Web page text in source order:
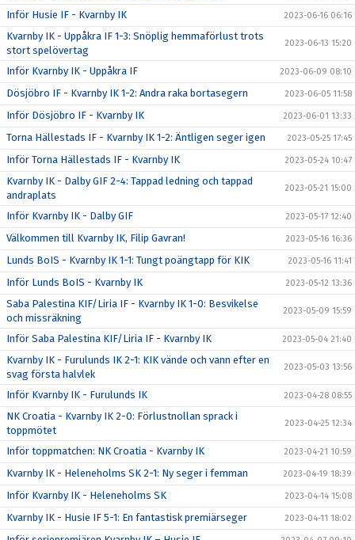
Inför Husie IF - Kvarnby IK 2023-06-16 06:16
Kvarnby IK - Uppåkra IF 1-3: Snöplig hemmaförlust trots
stort spelövertag
2023-06-13 15:20
Inför Kvarnby IK - Uppåkra IF 2023-06-09 08:10
Dösjöbro IF - Kvarnby IK 1-2: Andra raka bortasegern 2023-06-05 11:58
Inför Dösjöbro IF - Kvarnby IK 2023-06-01 13:33
Torna Hällestads IF - Kvarnby IK 1-2: Äntligen seger igen 2023-05-25 17:45
Inför Torna Hällestads IF - Kvarnby IK 2023-05-24 10:47
Kvarnby IK - Dalby GIF 2-4: Tappad ledning och tappad
andraplats
2023-05-21 15:00
Inför Kvarnby IK - Dalby GIF 2023-05-17 12:40
Välkommen till Kvarnby IK, Filip Gavran! 2023-05-16 16:36
Lunds BoIS - Kvarnby IK 1-1: Tungt poängtapp för KIK 2023-05-16 11:41
Inför Lunds BoIS - Kvarnby IK 2023-05-12 13:36
Saba Palestina KIF/Liria IF - Kvarnby IK 1-0: Besvikelse
och missräkning
2023-05-09 15:59
Inför Saba Palestina KIF/Liria IF - Kvarnby IK 2023-05-04 21:40
Kvarnby IK - Furulunds IK 2-1: KIK vände och vann efter en
svag första halvlek
2023-05-03 13:56
Inför Kvarnby IK - Furulunds IK 2023-04-28 08:55
NK Croatia - Kvarnby IK 2-0: Förlustnollan sprack i
toppmötet
2023-04-25 12:34
Inför toppmatchen: NK Croatia - Kvarnby IK 2023-04-21 10:59
Kvarnby IK - Heleneholms SK 2-1: Ny seger i femman 2023-04-19 18:39
Inför Kvarnby IK - Heleneholms SK 2023-04-14 15:08
Kvarnby IK - Husie IF 5-1: En fantastisk premiärseger 2023-04-11 18:02